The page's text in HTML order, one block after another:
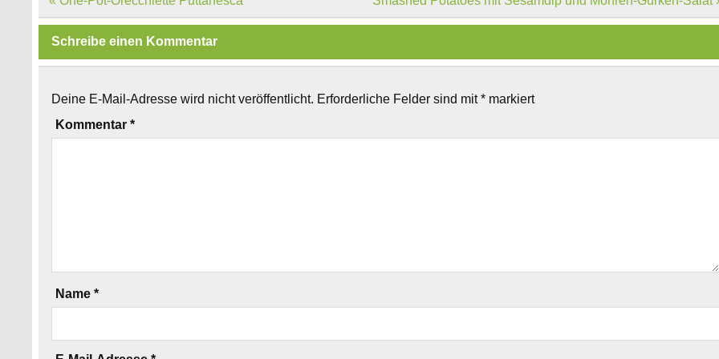
Schreibe einen Kommentar
Deine E-Mail-Adresse wird nicht veröffentlicht. Erforderliche Felder sind mit* markiert
Kommentar*
Name*